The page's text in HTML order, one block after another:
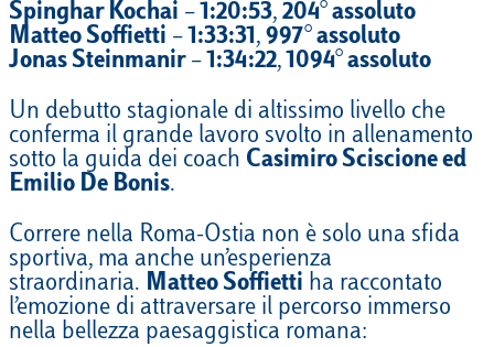
Spinghar Kochai – 1:20:53, 204° assoluto
Matteo Soffietti – 1:33:31, 997° assoluto
Jonas Steinmanir– 1:34:22, 1094° assoluto
Un debutto stagionale di altissimo livello che
conferma il grande lavoro svolto in allenamento
sotto la guida dei coach Casimiro Sciscione ed
Emilio De Bonis.
Correre nella Roma-Ostia non è solo una sfida
sportiva, ma anche un’esperienza
straordinaria. Matteo Soffietti ha raccontato
l’emozione di attraversare il percorso immerso
nella bellezza paesaggistica romana: